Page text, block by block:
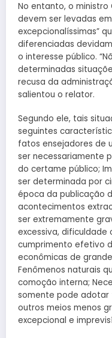
No entanto, o ministro
devem ser levadas
excepcionalíssimas”
diferenciadas
o interesse público.
determinadas
recusa da
salientou o relator.
Segundo ele, tais
seguintes
fatos ensejadores de
ser necessariamente
do certame público;
ser determinada por
época da publicação
acontecimentos
ser extremamente
excessiva, dificuldade
cumprimento efetivo
econômicas de
Fenômenos naturais
comoção interna;
somente pode adotar
outros meios menos
excepcional e